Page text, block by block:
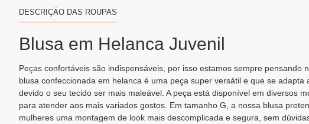
DESCRIÇÃO DAS ROUPAS
Blusa em Helanca Juvenil
Peças confortáveis são indispensáveis, por isso estamos sempre pensando
blusa confeccionada em helanca é uma peça super versátil e que se adapta
devido o seu tecido ser mais maleável. A peça está disponível em diversos
para atender aos mais variados gostos. Em tamanho G, a nossa blusa
mulheres uma montagem de look mais descomplicada e segura, sem